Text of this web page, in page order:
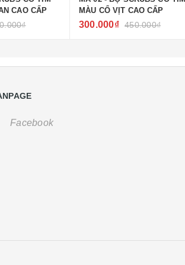
CAO CẤP
MÀU CỔ VỊT CAO CẤP
300.000₫ 450.000₫
Facebook